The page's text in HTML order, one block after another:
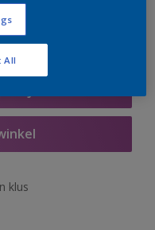
klus
All